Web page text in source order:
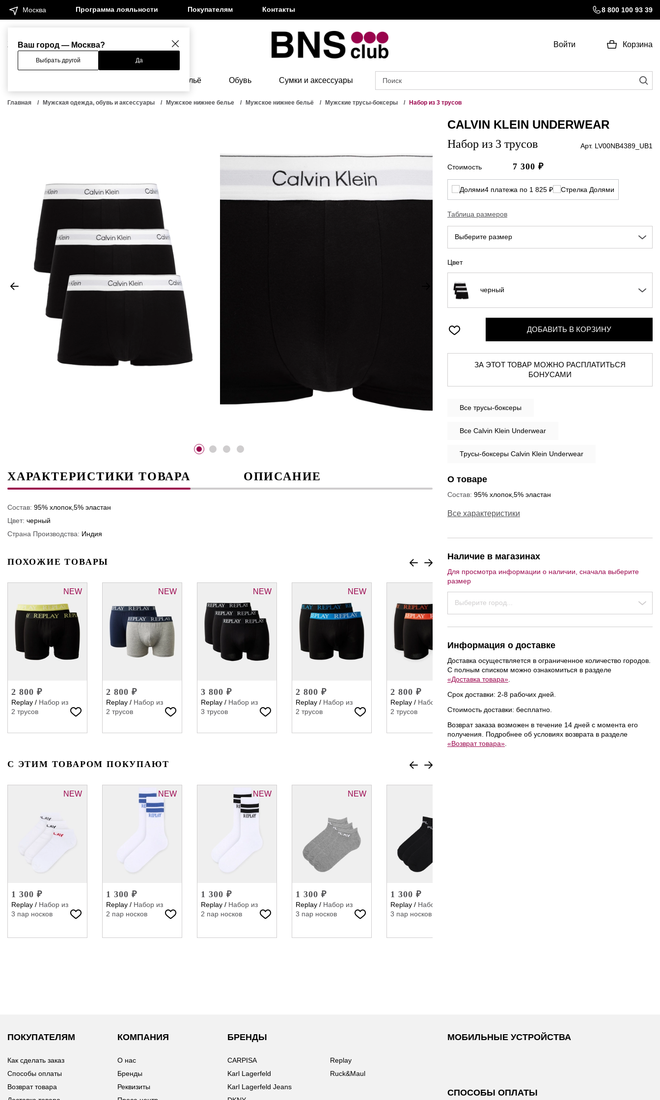
Ваш город — Москва?
Выбрать другой Да
Москва Программа лояльности Покупателям Контакты 8 800 100 93 39
Женщинам Мужчинам Войти Корзина
Бельё Обувь Сумки и аксессуары
Главная Мужская одежда, обувь и аксессуары Мужское нижнее белье Мужское нижнее бельё Мужские трусы-боксеры Набор из 3 трусов
ХАРАКТЕРИСТИКИ ТОВАРА ОПИСАНИЕ
Состав: 95% хлопок,5% эластан
Цвет: черный
Страна Производства: Индия
ПОХОЖИЕ ТОВАРЫ
NEW
2 800 ₽
Replay / Набор из
2 трусов
NEW
2 800 ₽
Replay / Набор из
2 трусов
NEW
3 800 ₽
Replay / Набор из
3 трусов
NEW
2 800 ₽
Replay / Набор из
2 трусов
NEW
2 800 ₽
Replay / Набор из
2 трусов
7 300 ₽
Underwear/
С ЭТИМ ТОВАРОМ ПОКУПАЮТ
NEW
1 300 ₽
Replay / Набор из
3 пар носков
NEW
1 300 ₽
Replay / Набор из
2 пар носков
NEW
1 300 ₽
Replay / Набор из
2 пар носков
NEW
1 300 ₽
Replay / Набор из
3 пар носков
1 300 ₽
Replay / Набор из
3 пар носков
CALVIN KLEIN UNDERWEAR
Набор из 3 трусов Арт. LV00NB4389_UB1
Стоимость 7 300 ₽
4 платежа по 1 825 ₽
Таблица размеров
Выберите размер
Цвет
черный
ДОБАВИТЬ В КОРЗИНУ
ЗА ЭТОТ ТОВАР МОЖНО РАСПЛАТИТЬСЯ
БОНУСАМИ
Все трусы-боксеры
Все Calvin Klein Underwear
Трусы-боксеры Calvin Klein Underwear
О товаре
Состав: 95% хлопок,5% эластан
Все характеристики
Наличие в магазинах
Для просмотра информации о наличии, сначала выберите
размер
Выберите город...
Информация о доставке
Доставка осуществляется в ограниченное количество городов.
С полным списком можно ознакомиться в разделе
«Доставка товара»
Срок доставки: 2-8 рабочих дней.
Стоимость доставки: бесплатно.
Возврат заказа возможен в течение 14 дней с момента его
получения. Подробнее об условиях возврата в разделе
«Возврат товара»
ПОКУПАТЕЛЯМ
Как сделать заказ
Способы оплаты
Возврат товара
КОМПАНИЯ
О нас
Бренды
Реквизиты
БРЕНДЫ
CARPISA
Karl Lagerfeld
Karl Lagerfeld Jeans
Replay
Ruck&Maul
МОБИЛЬНЫЕ УСТРОЙСТВА
СПОСОБЫ ОПЛАТЫ